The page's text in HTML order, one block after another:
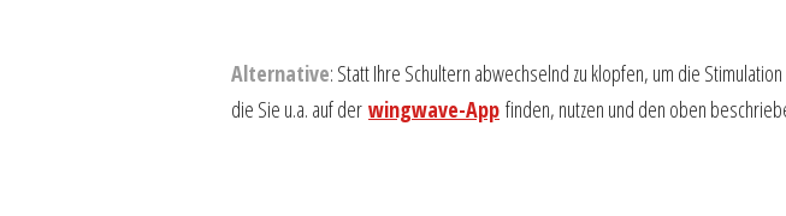
Alternative: Statt Ihre Schultern abwechselnd zu klopfen, um die
die Sie u.a. auf der wingwave-App finden, nutzen und den oben